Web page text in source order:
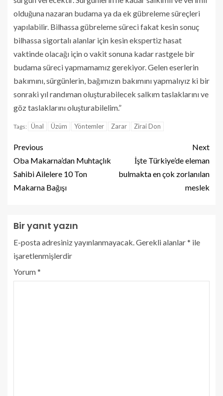
olduğuna nazaran budama ya da ek gübreleme süreçleri
yapılabilir. Bilhassa gübreleme süreci fakat kesin sonuç
bilhassa sigortalı alanlar için kesin ekspertiz hasat
vaktinde olacağı için o vakit sonuna kadar rastgele bir
budama süreci yapmamamız gerekiyor. Gelen eserlerin
bakımını, sürgünlerin, bağımızın bakımını yapmalıyız ki bir
sonraki yıl randıman oluşturabilecek salkım taslaklarını ve
göz taslaklarını oluşturabilelim.”
Tags: Ünal Üzüm Yöntemler Zarar Zirai Don
Previous
Oba Makarna’dan Muhtaçlık
Sahibi Ailelere 10 Ton
Makarna Bağışı
Next
İşte Türkiye’de eleman
bulmakta en çok zorlanılan
meslek
Bir yanıt yazın
E-posta adresiniz yayınlanmayacak. Gerekli alanlar* ile
işaretlenmişlerdir
Yorum*